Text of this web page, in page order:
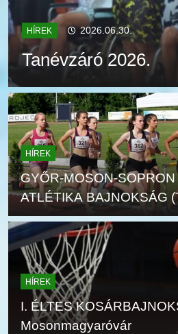
HÍREK 2026.06.30.
Tanévzáró 2026.
HÍREK
GYŐR-MOSON-
ATLÉTIKA BAJNOKSÁG
HÍREK
I. ÉLTES
Mosonmagyaróvár